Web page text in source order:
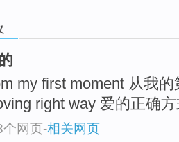
my first moment 从我
right way 爱的正确
网页-相关网页